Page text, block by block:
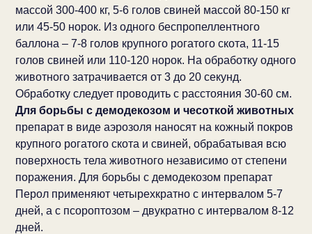
массой 300-400 кг, 5-6 голов свиней массой 80-150 кг
или 45-50 норок. Из одного беспропеллентного
баллона – 7-8 голов крупного рогатого скота, 11-15
голов свиней или 110-120 норок. На обработку одного
животного затрачивается от 3 до 20 секунд.
Обработку следует проводить с расстояния 30-60 см.
Для борьбы с демодекозом и чесоткой животных
препарат в виде аэрозоля наносят на кожный покров
крупного рогатого скота и свиней, обрабатывая всю
поверхность тела животного независимо от степени
поражения. Для борьбы с демодекозом препарат
Перол применяют четырехкратно с интервалом 5-7
дней, а с псороптозом – двукратно с интервалом 8-12
дней.